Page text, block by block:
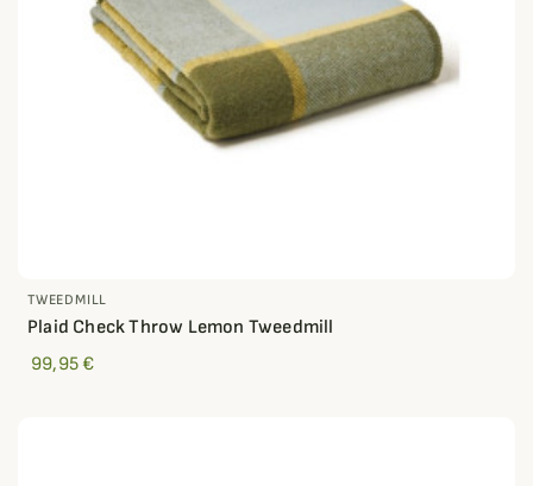
TWEEDMILL
Plaid Check Throw Lemon Tweedmill
99,95 €